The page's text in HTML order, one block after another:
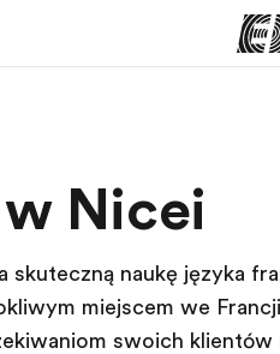
ofertę Znajdź
Nicei
skuteczną naukę języka
miejscem we
swoich